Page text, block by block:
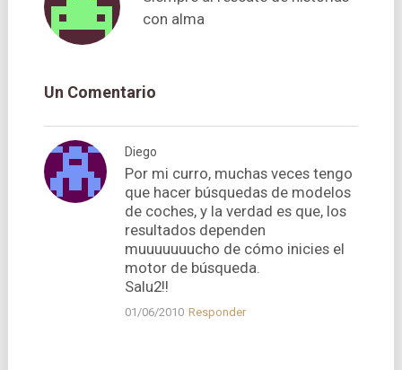
con alma
Un Comentario
Diego
Por mi curro, muchas veces tengo
que hacer búsquedas de modelos
de coches, y la verdad es que, los
resultados dependen
muuuuuuucho de cómo inicies el
motor de búsqueda.
Salu2!!
01/06/2010 Responder